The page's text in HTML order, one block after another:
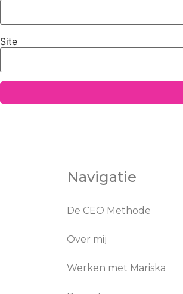
Site
Navigatie
De CEO Methode
Over mij
Werken met Mariska